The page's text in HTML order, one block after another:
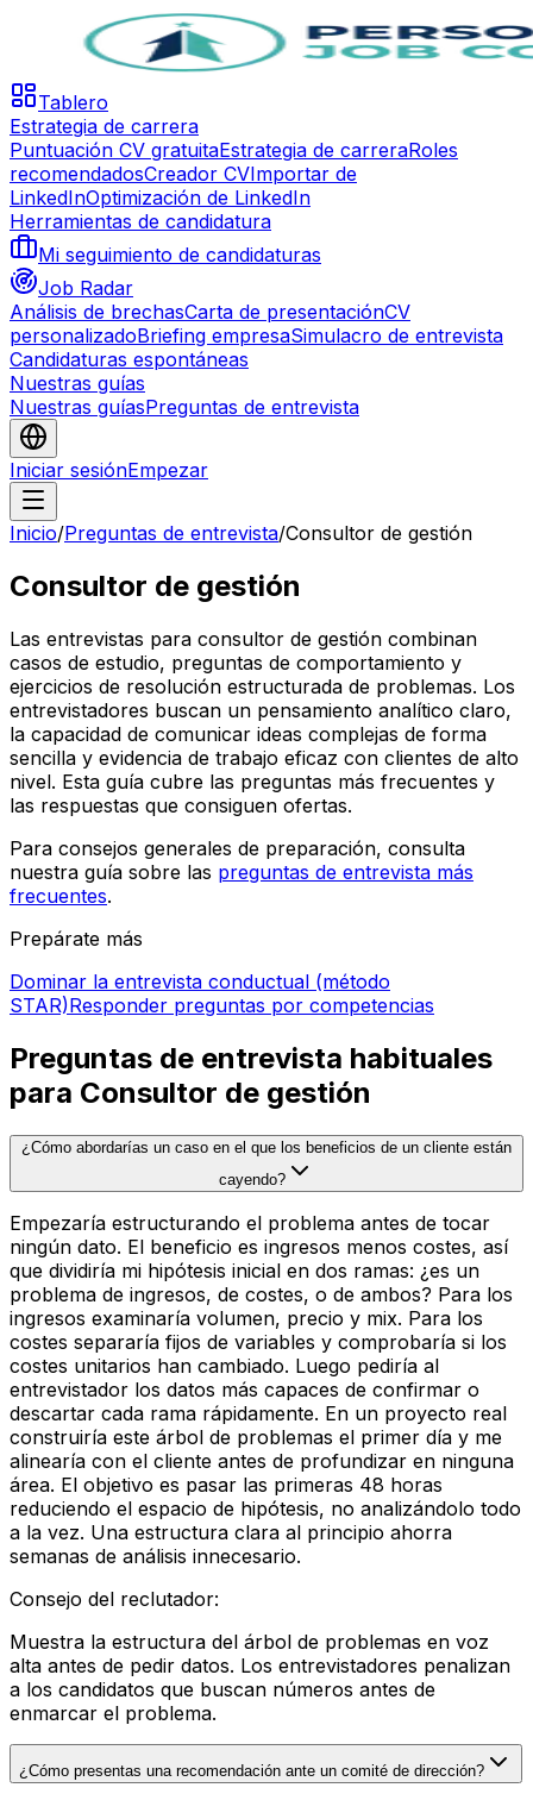
Tablero
Estrategia de carrera
Puntuación CV gratuitaEstrategia de carreraRoles
recomendadosCreador CVImportar de
LinkedInOptimización de LinkedIn
Herramientas de candidatura
Mi seguimiento de candidaturas
Job Radar
Análisis de brechasCarta de presentaciónCV
personalizadoBriefing empresaSimulacro de entrevista
Candidaturas espontáneas
Nuestras guías
Nuestras guíasPreguntas de entrevista
Iniciar sesiónEmpezar
Inicio/Preguntas de entrevista/Consultor de gestión
Consultor de gestión
Las entrevistas para consultor de gestión combinan
casos de estudio, preguntas de comportamiento y
ejercicios de resolución estructurada de problemas. Los
entrevistadores buscan un pensamiento analítico claro,
la capacidad de comunicar ideas complejas de forma
sencilla y evidencia de trabajo eficaz con clientes de alto
nivel. Esta guía cubre las preguntas más frecuentes y
las respuestas que consiguen ofertas.
Para consejos generales de preparación, consulta
nuestra guía sobre las preguntas de entrevista más
frecuentes.
Prepárate más
Dominar la entrevista conductual (método
STAR)Responder preguntas por competencias
Preguntas de entrevista habituales
para Consultor de gestión
¿Cómo abordarías un caso en el que los beneficios de un cliente están
cayendo?
Empezaría estructurando el problema antes de tocar
ningún dato. El beneficio es ingresos menos costes, así
que dividiría mi hipótesis inicial en dos ramas: ¿es un
problema de ingresos, de costes, o de ambos? Para los
ingresos examinaría volumen, precio y mix. Para los
costes separaría fijos de variables y comprobaría si los
costes unitarios han cambiado. Luego pediría al
entrevistador los datos más capaces de confirmar o
descartar cada rama rápidamente. En un proyecto real
construiría este árbol de problemas el primer día y me
alinearía con el cliente antes de profundizar en ninguna
área. El objetivo es pasar las primeras 48 horas
reduciendo el espacio de hipótesis, no analizándolo todo
a la vez. Una estructura clara al principio ahorra
semanas de análisis innecesario.
Consejo del reclutador:
Muestra la estructura del árbol de problemas en voz
alta antes de pedir datos. Los entrevistadores penalizan
a los candidatos que buscan números antes de
enmarcar el problema.
¿Cómo presentas una recomendación ante un comité de dirección?